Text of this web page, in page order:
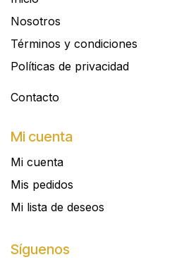
Nosotros
Términos y condiciones
Políticas de privacidad
Contacto​
Mi cuenta
Mi cuenta
Mis pedidos
Mi lista de deseos
Síguenos